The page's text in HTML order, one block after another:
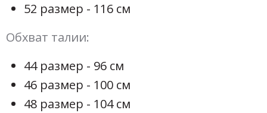
52 размер - 116 см
Обхват талии:
44 размер - 96 см
46 размер - 100 см
48 размер - 104 см